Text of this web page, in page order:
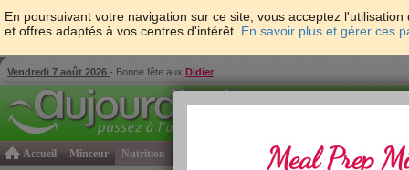
En poursuivant votre navigation sur ce site, vous acceptez
et offres adaptés à vos centres d'intérêt. En savoir plus et gérer ces
Vendredi 7 août 2026 - Bonne fête aux Didier
Accueil Minceur Nutrition Psycho & tests Forme & santé